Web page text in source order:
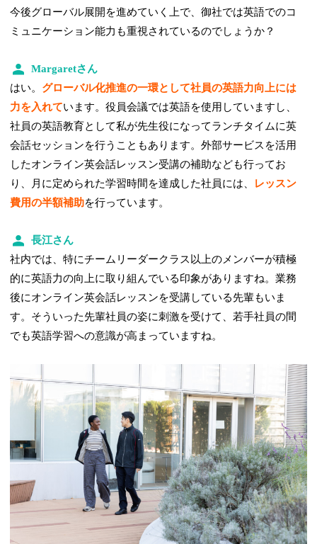
今後グローバル展開を進めていく上で、御社では英語でのコ
ミュニケーション能力も重視されているのでしょうか？
Margaretさん
はい。 グローバル化推進の一環として社員の英語力向上には
力を入れています。役員会議では英語を使用していますし、
社員の英語教育として私が先生役になってランチタイムに英
会話セッションを行うこともあります。外部サービスを活用
したオンライン英会話レッスン受講の補助なども行ってお
り、月に定められた学習時間を達成した社員には、
レッスン
費用の半額補助を行っています。
長江さん
社内では、特にチームリーダークラス以上のメンバーが積極
的に英語力の向上に取り組んでいる印象がありますね。業務
後にオンライン英会話レッスンを受講している先輩もいま
す。そういった先輩社員の姿に刺激を受けて、若手社員の間
でも英語学習への意識が高まっていますね。